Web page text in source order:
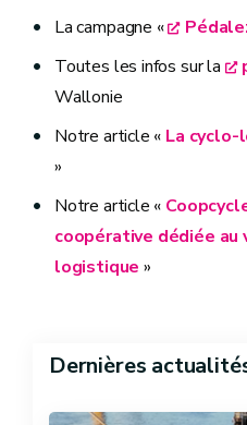
La campagne «
Toutes les infos sur la
Wallonie
Notre article « La cyclo-
»
Notre article «
coopérative dédiée
logistique »
Dernières